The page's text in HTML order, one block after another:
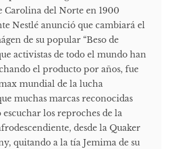
Carolina del Norte en 1900
Nestlé anunció que cambiará el
de su popular “Beso de
activistas de todo el mundo han
el producto por años, fue
mundial de la lucha
muchas marcas reconocidas
los reproches de la
desde la Quaker
quitando a la tía Jemima de su